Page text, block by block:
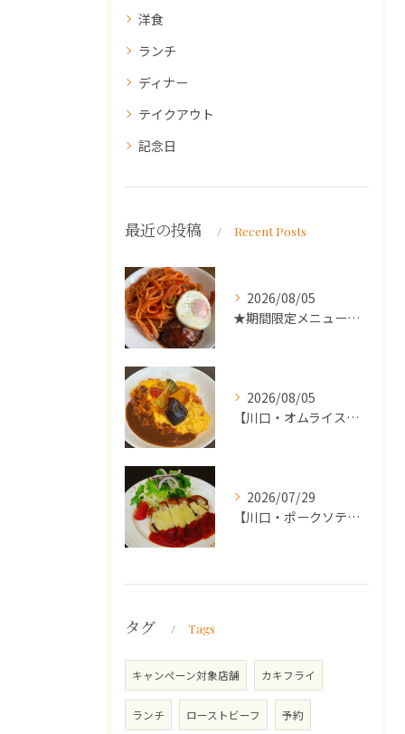
洋食
ランチ
ディナー
テイクアウト
記念日
最近の投稿 Recent Posts
2026/08/05
★期間限定メニューのご案内★
2026/08/05
【川口・オムライス】ランチ・ディナーにおススメの週替わりメニ...
2026/07/29
【川口・ポークソテー】ランチ・ディナーにおススメの週替わりメ...
タグ Tags
キャンペーン対象店舗 カキフライ
ランチ ローストビーフ 予約